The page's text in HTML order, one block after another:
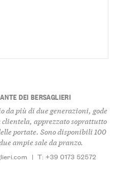
DEI BERSAGLIERI
da più di due generazioni, gode
apprezzato soprattutto
portate. Sono disponibili 100
ampie sale da pranzo.
| T: +39 0173 52572